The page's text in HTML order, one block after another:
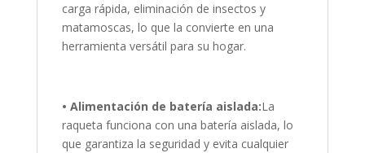
carga rápida, eliminación de insectos y
matamoscas, lo que la convierte en una
herramienta versátil para su hogar.
• Alimentación de batería aislada:La
raqueta funciona con una batería aislada, lo
que garantiza la seguridad y evita cualquier